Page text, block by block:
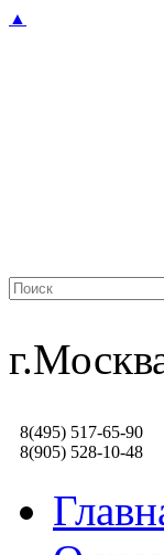
▲
8(495) 517-65-90
8(905) 528-10-48